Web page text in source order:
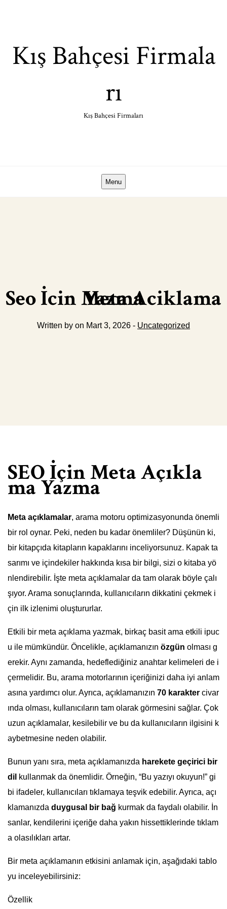
Kış Bahçesi Firmala
rı
Kış Bahçesi Firmaları
Menu
Seo İcin Meta Aciklama Yazma
Written by on Mart 3, 2026 - Uncategorized
SEO İçin Meta Açıkla
ma Yazma
Meta açıklamalar, arama motoru optimizasyonunda önemli
bir rol oynar. Peki, neden bu kadar önemliler? Düşünün ki,
bir kitapçıda kitapların kapaklarını inceliyorsunuz. Kapak ta
sarımı ve içindekiler hakkında kısa bir bilgi, sizi o kitaba yö
nlendirebilir. İşte meta açıklamalar da tam olarak böyle çalı
şıyor. Arama sonuçlarında, kullanıcıların dikkatini çekmek i
çin ilk izlenimi oluştururlar.
Etkili bir meta açıklama yazmak, birkaç basit ama etkili ipuc
u ile mümkündür. Öncelikle, açıklamanızın özgün olması g
erekir. Aynı zamanda, hedeflediğiniz anahtar kelimeleri de i
çermelidir. Bu, arama motorlarının içeriğinizi daha iyi anlam
asına yardımcı olur. Ayrıca, açıklamanızın 70 karakter civar
ında olması, kullanıcıların tam olarak görmesini sağlar. Çok
uzun açıklamalar, kesilebilir ve bu da kullanıcıların ilgisini k
aybetmesine neden olabilir.
Bunun yanı sıra, meta açıklamanızda harekete geçirici bir
dil kullanmak da önemlidir. Örneğin, “Bu yazıyı okuyun!” gi
bi ifadeler, kullanıcıları tıklamaya teşvik edebilir. Ayrıca, açı
klamanızda duygusal bir bağ kurmak da faydalı olabilir. İn
sanlar, kendilerini içeriğe daha yakın hissettiklerinde tıklam
a olasılıkları artar.
Bir meta açıklamanın etkisini anlamak için, aşağıdaki tablo
yu inceleyebilirsiniz:
Özellik